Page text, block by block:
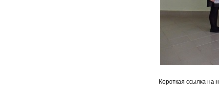
Короткая ссылка на